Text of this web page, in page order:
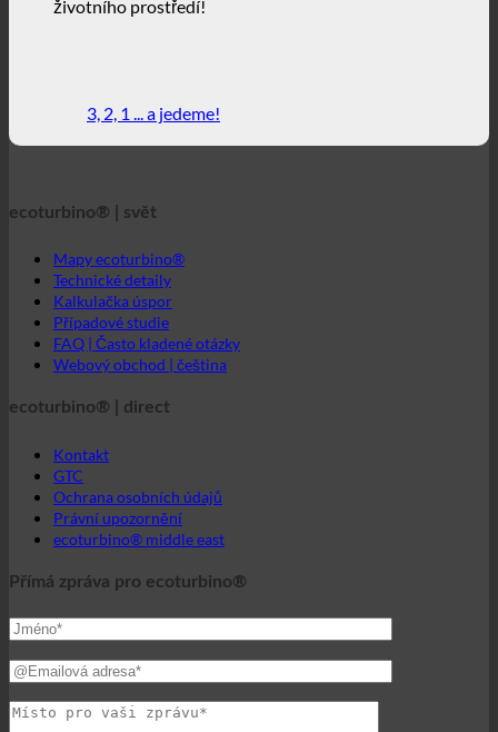
Technické detaily
Kalkulačka úspor
Případové studie
FAQ | Často kladené otázky
Webový obchod | čeština
GTC
Ochrana osobních údajů
Právní upozornění
ecoturbino® middle east